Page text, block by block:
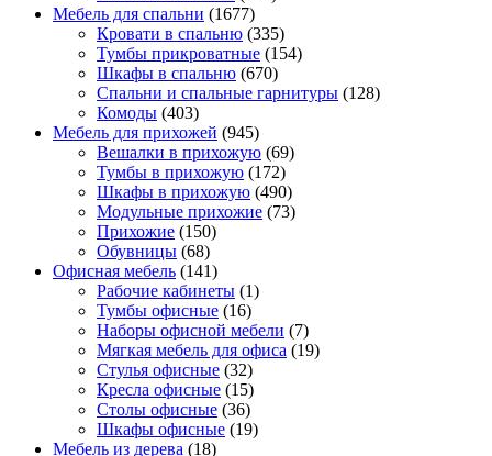
Мебель для спальни (1677)
Кровати в спальню (335)
Тумбы прикроватные (154)
Шкафы в спальню (670)
Спальни и спальные гарнитуры (128)
Комоды (403)
Мебель для прихожей (945)
Вешалки в прихожую (69)
Тумбы в прихожую (172)
Шкафы в прихожую (490)
Модульные прихожие (73)
Прихожие (150)
Обувницы (68)
Офисная мебель (141)
Рабочие кабинеты (1)
Тумбы офисные (16)
Наборы офисной мебели (7)
Мягкая мебель для офиса (19)
Стулья офисные (32)
Кресла офисные (15)
Столы офисные (36)
Шкафы офисные (19)
Мебель из дерева (18)